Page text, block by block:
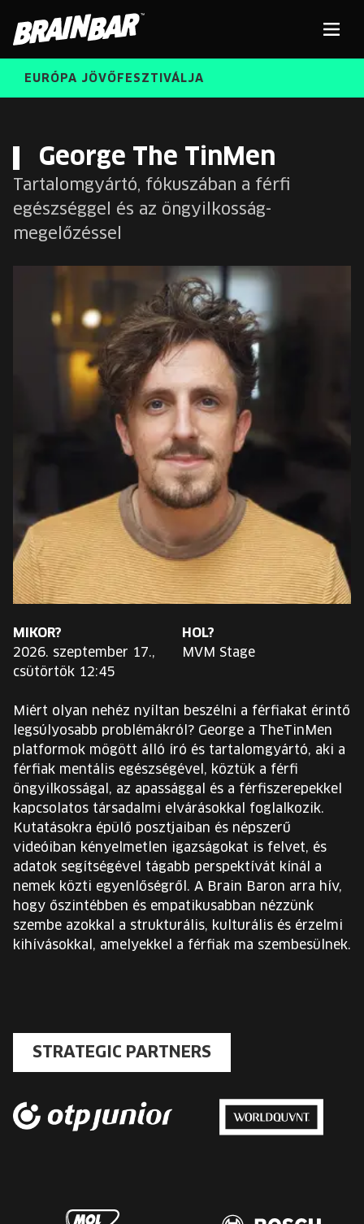
Bar
RÓLUNK
KORÁBBI ELŐADÓK
BRAIN BAR™ TRIBE
KARRIER
EURÓPA JÖVŐFESZTIVÁLJA
INGYENES DIÁK- ÉS TANÁRREGISZTRÁCIÓ
JEGYEK
KOSÁR
EN
language:
EN
EURÓPA JÖVŐFESZTIVÁLJA
INGYENES DIÁK- ÉS TANÁRREGISZTRÁCIÓ
George The TinMen
Tartalomgyártó, fókuszában a férfi
egészséggel és az öngyilkosság-
megelőzéssel
MIKOR?
HOL?
2026. szeptember 17.,
csütörtök 12:45
MVM Stage
Miért olyan nehéz nyíltan beszélni a férfiakat érintő
legsúlyosabb problémákról? George a TheTinMen
platformok mögött álló író és tartalomgyártó, aki a
férfiak mentális egészségével, köztük a férfi
öngyilkosságal, az apassággal és a férfiszerepekkel
kapcsolatos társadalmi elvárásokkal foglalkozik.
Kutatásokra épülő posztjaiban és népszerű
videóiban kényelmetlen igazságokat is felvet, és
adatok segítségével tágabb perspektívát kínál a
nemek közti egyenlőségről. A Brain Baron arra hív,
hogy őszintébben és empatikusabban nézzünk
szembe azokkal a strukturális, kulturális és érzelmi
kihívásokkal, amelyekkel a férfiak ma szembesülnek.
STRATEGIC PARTNERS